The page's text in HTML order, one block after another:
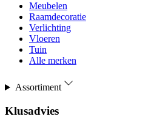
Meubelen
Raamdecoratie
Verlichting
Vloeren
Tuin
Alle merken
Assortiment
Klusadvies